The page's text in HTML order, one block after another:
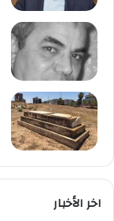
اخر الأخبار